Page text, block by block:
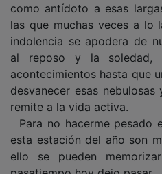
como antídoto a esas
las que muchas veces a lo
indolencia se apodera de
al reposo y la soledad,
acontecimientos hasta que
desvanecer esas
remite a la vida activa.
Para no hacerme pesado
esta estación del año son
ello se pueden